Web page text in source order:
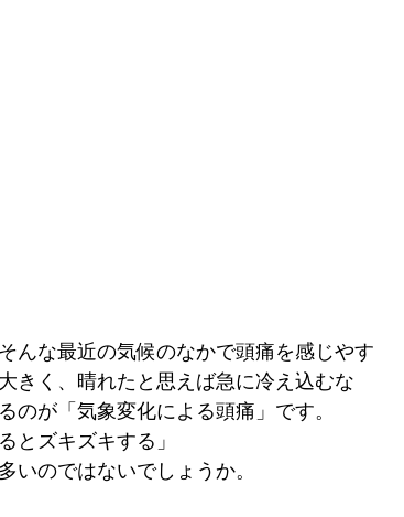
んな最近の気候のなかで頭痛を感じやす
きく、晴れたと思えば急に冷え込むな
のが「気象変化による頭痛」です。
とズキズキする」
いのではないでしょうか。